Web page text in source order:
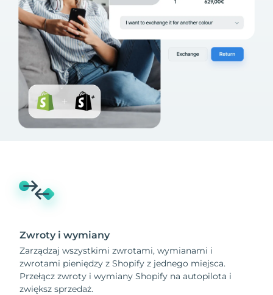
Zwroty i wymiany
Zarządzaj wszystkimi zwrotami, wymianami i
zwrotami pieniędzy z Shopify z jednego miejsca.
Przełącz zwroty i wymiany Shopify na autopilota i
zwiększ sprzedaż.